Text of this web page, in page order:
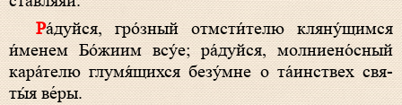
Ра́­дуй­ся, гро́зный отмсти́телю кляну́щимся
и́ме­нем Бо́­жи­им всу́е; ра́­дуй­ся, молниено́сный
кара́телю глумя́щихся безу́мне о та́инствех свя­
ты́я ве́­ры.